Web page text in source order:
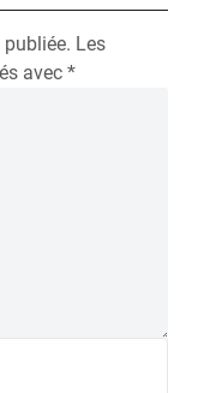
Les
avec *